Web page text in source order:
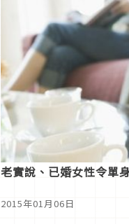
老實說、已婚女性令單
2015年01月06日